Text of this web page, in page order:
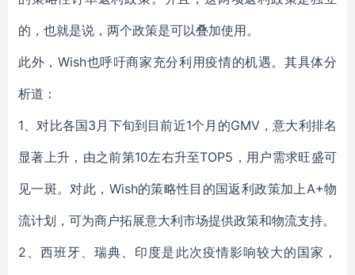
的，也就是说，两个政策是可以叠加使用。
此外，Wish也呼吁商家充分利用疫情的机遇。其具体分
析道：
1、对比各国3月下旬到目前近1个月的GMV，意大利排名
显著上升，由之前第10左右升至TOP5，用户需求旺盛可
见一斑。对此，Wish的策略性目的国返利政策加上A+物
流计划，可为商户拓展意大利市场提供政策和物流支持。
2、西班牙、瑞典、印度是此次疫情影响较大的国家，